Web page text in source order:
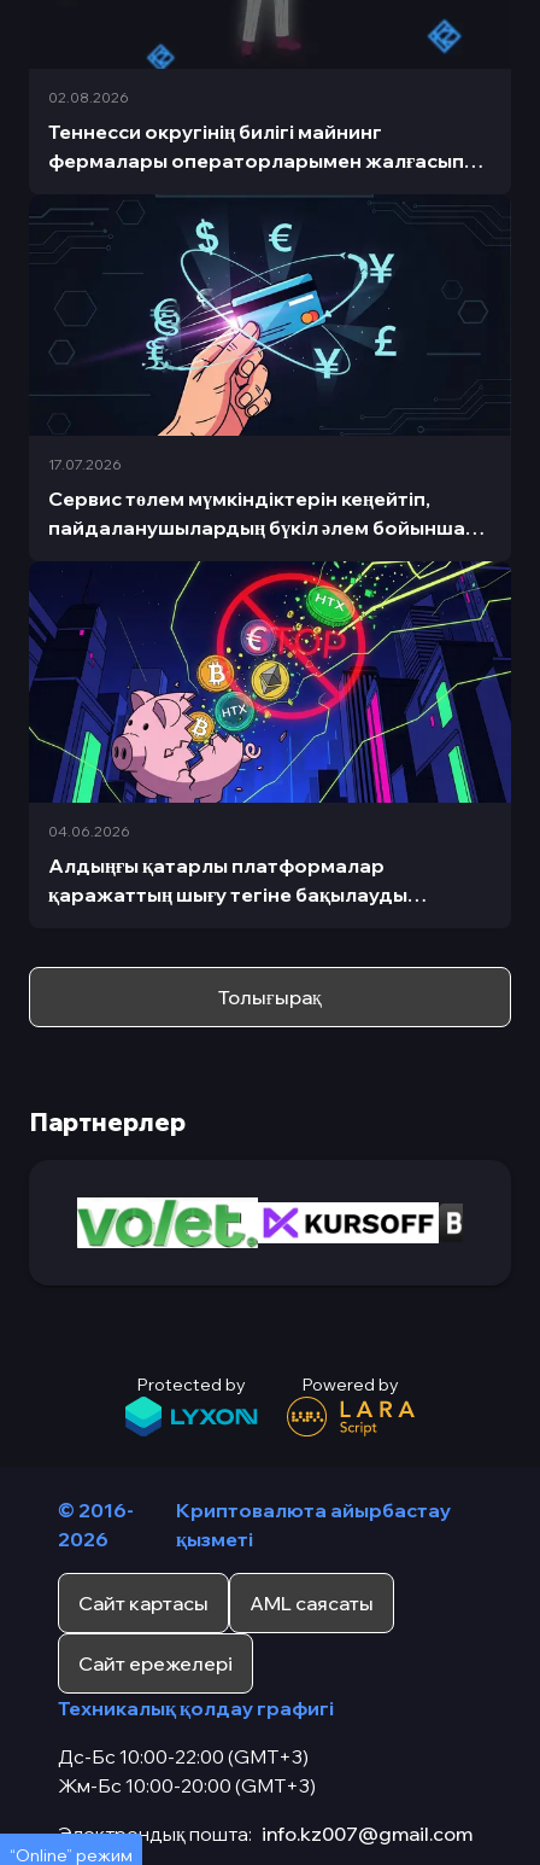
Теннесси округінің билігі майнинг
фермалары операторларымен жалғасып
жатқан сот процесі аясында криптовалюта
майнингіне тыйым салу туралы шешім
қабылдады.
02.08.2026
Сервис төлем мүмкіндіктерін кеңейтіп,
пайдаланушылардың бүкіл әлем бойынша
ыңғайлылығы үшін бес жаңа валютаны
қолдауды қосты.
17.07.2026
Алдыңғы қатарлы платформалар
қаражаттың шығу тегіне бақылауды
04.06.2026
Толығырақ
Партнерлер
Protected by Powered by
© 2016-
2026
Криптовалюта айырбастау
қызметі
Сайт картасы AML саясаты
Сайт ережелері
Техникалық қолдау графигі
Дс-Бс 10:00-22:00 (GMT+3)
Жм-Бс 10:00-20:00 (GMT+3)
Электрондық пошта: info.kz007@gmail.com
“Online” режим